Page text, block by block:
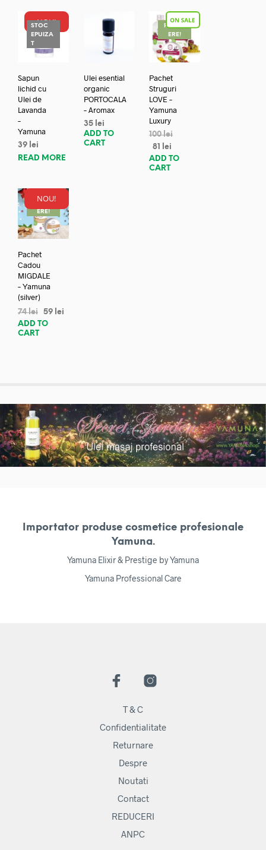
NOU!
STOC
EPUIZA
T
Sapun
lichid cu
Ulei de
Lavanda
–
Yamuna
39 lei
READ MORE
Ulei esential
organic
PORTOCALA
– Aromax
35 lei
ADD TO
CART
REDUC
ERE!
Pachet
Struguri
LOVE –
Yamuna
Luxury
100lei
81
lei
ADD TO
CART
NOU!
REDUC
ERE!
Pachet
Cadou
MIGDALE
– Yamuna
(silver)
74lei 59 lei
ADD TO
CART
Importator produse cosmetice profesionale
Yamuna.
Yamuna Elixir & Prestige by Yamuna
Yamuna Professional Care
T & C
Confidentialitate
Returnare
Despre
Noutati
Contact
REDUCERI
ANPC